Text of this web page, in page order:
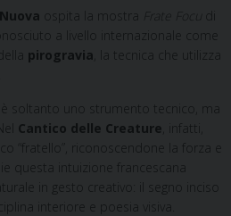
ospita la mostra
di
a livello internazionale come
pirogravia , la tecnica che utilizza
soltanto uno strumento tecnico, ma
Cantico delle Creature , infatti,
“fratello”, riconoscendone la forza e
questa intuizione francescana
in gesto creativo: il segno inciso
interiore e poesia visiva.